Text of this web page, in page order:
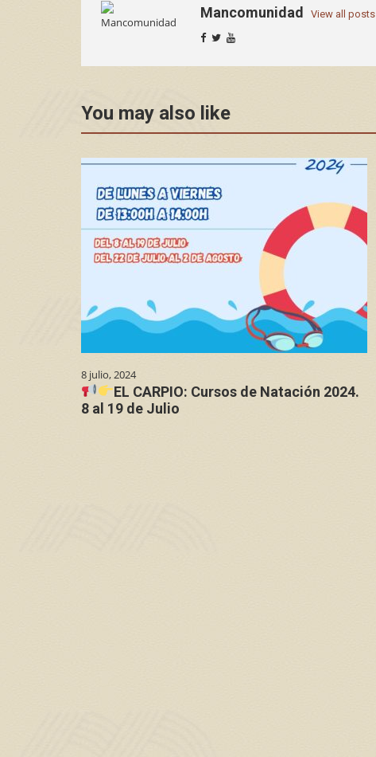
Mancomunidad View all posts
You may also like
8 julio, 2024
EL CARPIO: Cursos de Natación 2024.
8 al 19 de Julio